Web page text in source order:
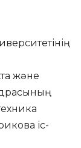
және
іс-